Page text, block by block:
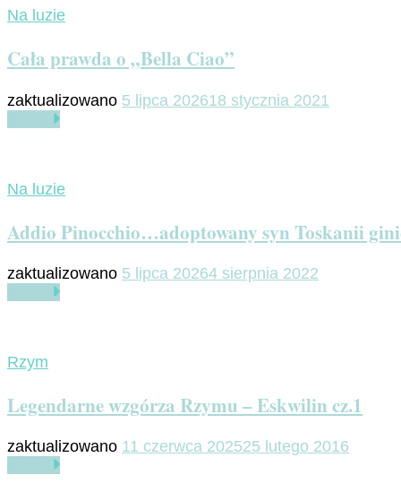
Na luzie
Cała prawda o „Bella Ciao”
zaktualizowano 5 lipca 202618 stycznia 2021
Na luzie
Addio Pinocchio…adoptowany syn Toskanii
zaktualizowano 5 lipca 20264 sierpnia 2022
Rzym
Legendarne wzgórza Rzymu – Eskwilin cz.1
zaktualizowano 11 czerwca 202525 lutego 2016